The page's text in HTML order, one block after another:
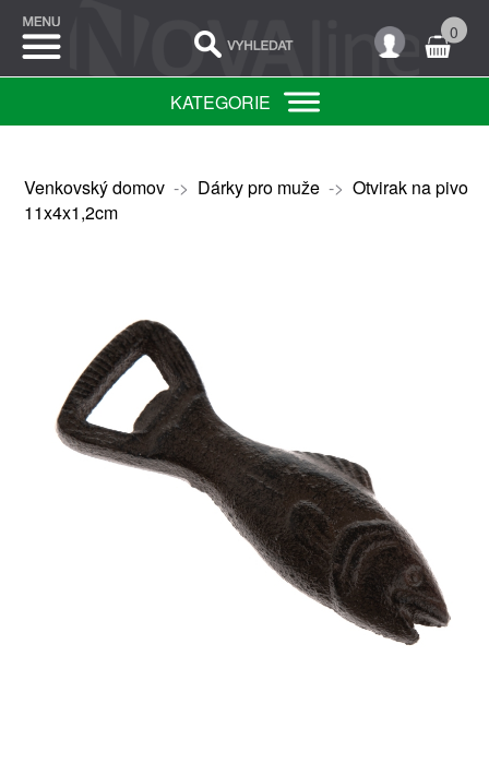
0
KATEGORIE
Venkovský domov-> Dárky pro muže-> Otvirak na pivo
11x4x1,2cm